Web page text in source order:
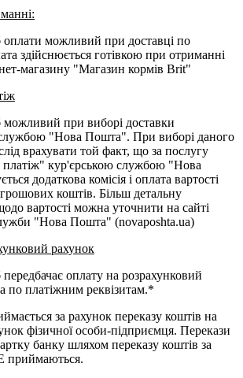
оплати можливий при доставці по
здійснюється готівкою при отриманні
магазину "Магазин кормів Brit"
можливий при виборі доставки
"Нова Пошта". При виборі даного
врахувати той факт, що за послугу
кур'єрською службою "Нова
додаткова комісія і оплата вартості
коштів. Більш детальну
вартості можна уточнити на сайті
"Нова Пошта" (novaposhta.ua)
рахунок
оплату на розрахунковий
по платіжним реквізитам.*
за рахунок переказу коштів на
фізичної особи-підприємця. Перекази
банку шляхом переказу коштів за
приймаються.